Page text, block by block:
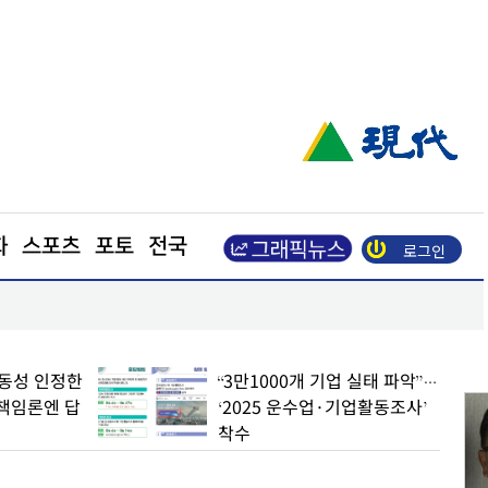
스포츠 포토 전국 로그인
성 인정한
임론엔 답
“3만1000개 기업 실태 파악”…
‘2025 운수업·기업활동조사’
착수